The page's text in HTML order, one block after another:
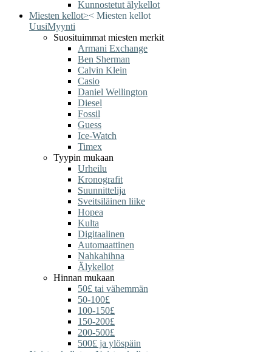
Kunnostetut älykellot
Miesten kellot>< Miesten kellot
UusiMyynti
Suosituimmat miesten merkit
Armani Exchange
Ben Sherman
Calvin Klein
Casio
Daniel Wellington
Diesel
Fossil
Guess
Ice-Watch
Timex
Tyypin mukaan
Urheilu
Kronografit
Suunnittelija
Sveitsiläinen liike
Hopea
Kulta
Digitaalinen
Automaattinen
Nahkahihna
Älykellot
Hinnan mukaan
50£ tai vähemmän
50-100£
100-150£
150-200£
200-500£
500£ ja ylöspäin